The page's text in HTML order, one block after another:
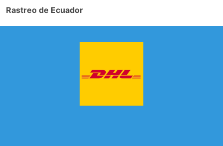
Rastreo de Ecuador